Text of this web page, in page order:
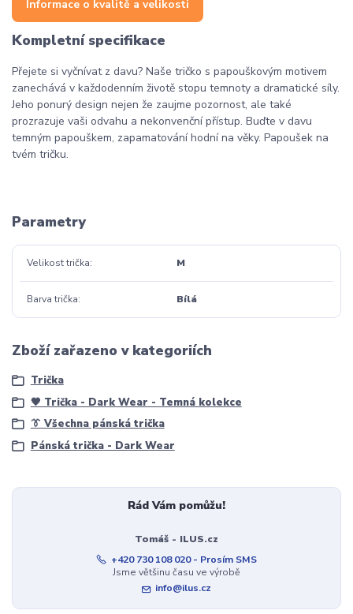
Informace o kvalitě a velikosti
Kompletní specifikace
Přejete si vyčnívat z davu? Naše tričko s papouškovým motivem
zanechává v každodenním životě stopu temnoty a dramatické síly.
Jeho ponurý design nejen že zaujme pozornost, ale také
prozrazuje vaši odvahu a nekonvenční přístup. Buďte v davu
temným papouškem, zapamatování hodní na věky. Papoušek na
tvém tričku.
Parametry
Velikost trička M
Barva trička Bílá
Zboží zařazeno v kategoriích
Trička
🖤 Trička - Dark Wear - Temná kolekce
👔 Všechna pánská trička
Pánská trička - Dark Wear
Rád Vám pomůžu!
Tomáš - ILUS.cz
+420 730 108 020 - Prosím SMS
Jsme většinu času ve výrobě
info@ilus.cz